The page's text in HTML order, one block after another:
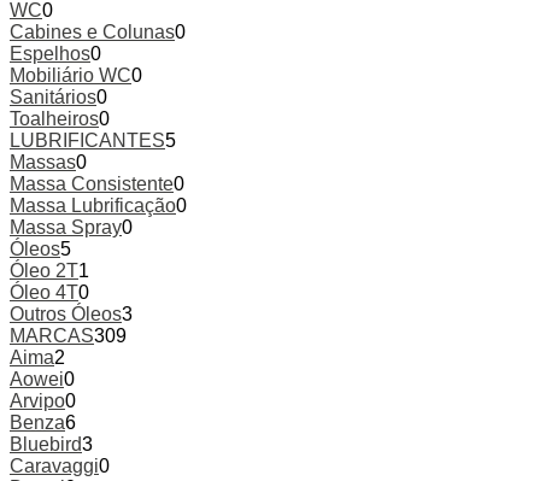
WC0
Cabines e Colunas0
Espelhos0
Mobiliário WC0
Sanitários0
Toalheiros0
LUBRIFICANTES5
Massas0
Massa Consistente0
Massa Lubrificação0
Massa Spray0
Óleos5
Óleo 2T1
Óleo 4T0
Outros Óleos3
MARCAS309
Aima2
Aowei0
Arvipo0
Benza6
Bluebird3
Caravaggi0